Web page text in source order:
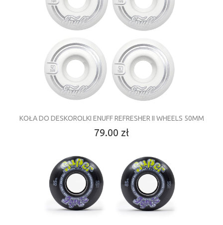
KOŁA DO DESKOROLKI ENUFF REFRESHER II WHEELS 50MM
79.00 zł